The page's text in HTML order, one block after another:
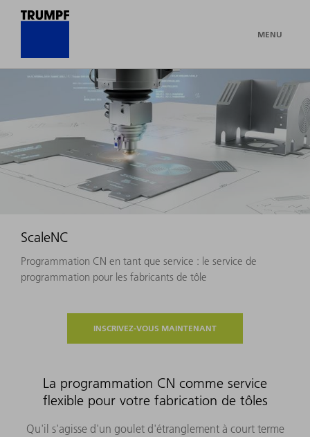
MENU
ScaleNC
Programmation CN en tant que service : le service de
programmation pour les fabricants de tôle
INSCRIVEZ-VOUS MAINTENANT
La programmation CN comme service
flexible pour votre fabrication de tôles
Qu'il s'agisse d'un goulet d'étranglement à court terme